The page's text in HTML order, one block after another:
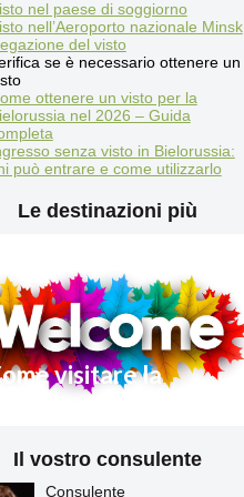
nel paese di soggiorno
nell’Aeroporto nazionale Minsk
del visto
se è necessario ottenere un
ottenere un visto per la
nel 2026 – Guida
senza visto in Bielorussia:
può entrare e come utilizzarlo
Le destinazioni più
visitare la
Bielorussia 2025
di ingresso in
per i cittadini
Il vostro consulente
Consulente